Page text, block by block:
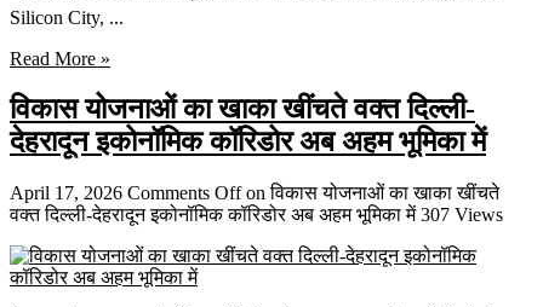
Silicon City, ...
Read More »
विकास योजनाओं का खाका खींचते वक्त दिल्ली-
देहरादून इकोनॉमिक कॉरिडोर अब अहम भूमिका में
April 17, 2026 Comments Offon विकास योजनाओं का खाका खींचते
वक्त दिल्ली-देहरादून इकोनॉमिक कॉरिडोर अब अहम भूमिका में 307 Views